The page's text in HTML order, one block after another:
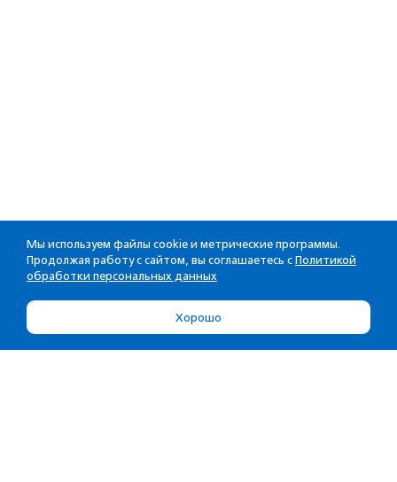
Мы используем файлы cookie и метрические программы.
Продолжая работу с сайтом, вы соглашаетесь с Политикой
обработки персональных данных
Хорошо